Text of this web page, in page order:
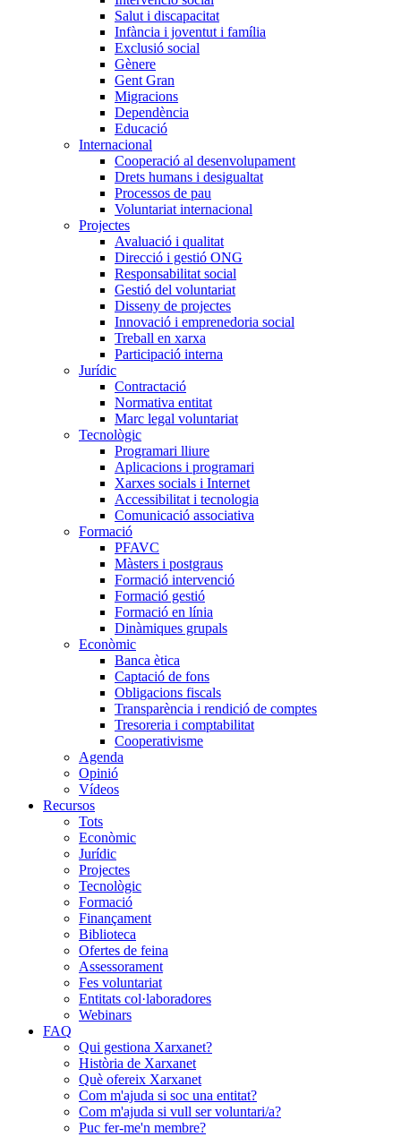
Salut i discapacitat
Infància i joventut i família
Exclusió social
Gènere
Gent Gran
Migracions
Dependència
Educació
Internacional
Cooperació al desenvolupament
Drets humans i desigualtat
Processos de pau
Voluntariat internacional
Projectes
Avaluació i qualitat
Direcció i gestió ONG
Responsabilitat social
Gestió del voluntariat
Disseny de projectes
Innovació i emprenedoria social
Treball en xarxa
Participació interna
Jurídic
Contractació
Normativa entitat
Marc legal voluntariat
Tecnològic
Programari lliure
Aplicacions i programari
Xarxes socials i Internet
Accessibilitat i tecnologia
Comunicació associativa
Formació
PFAVC
Màsters i postgraus
Formació intervenció
Formació gestió
Formació en línia
Dinàmiques grupals
Econòmic
Banca ètica
Captació de fons
Obligacions fiscals
Transparència i rendició de comptes
Tresoreria i comptabilitat
Cooperativisme
Agenda
Opinió
Vídeos
Recursos
Tots
Econòmic
Jurídic
Projectes
Tecnològic
Formació
Finançament
Biblioteca
Ofertes de feina
Assessorament
Fes voluntariat
Entitats col·laboradores
Webinars
FAQ
Qui gestiona Xarxanet?
Història de Xarxanet
Què ofereix Xarxanet
Com m'ajuda si soc una entitat?
Com m'ajuda si vull ser voluntari/a?
Puc fer-me'n membre?